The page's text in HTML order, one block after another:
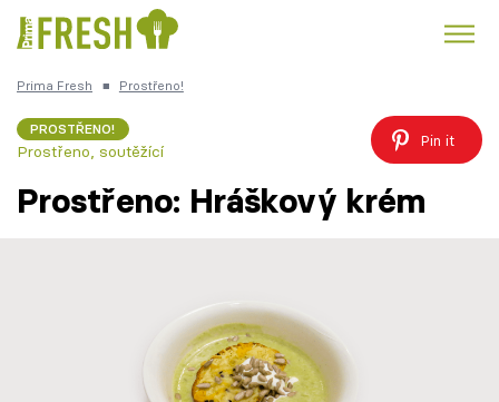
Česká kuchyně
Prima Fresh ■ Prostřeno!
PROSTŘENO!
Prostřeno, soutěžící
Pin it
Prostřeno: Hráškový krém